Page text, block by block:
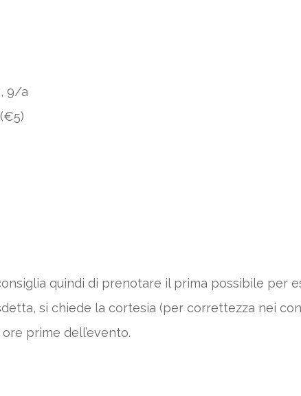
9/a
quindi di prenotare il prima possibile per
si chiede la cortesia (per correttezza nei
prime dell’evento.